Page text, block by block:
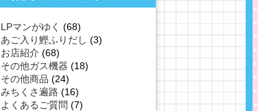
LPマンがゆく (68)
あご入り鰹ふりだし (3)
お店紹介 (68)
その他ガス機器 (18)
その他商品 (24)
みちくさ遍路 (16)
よくあるご質問 (7)